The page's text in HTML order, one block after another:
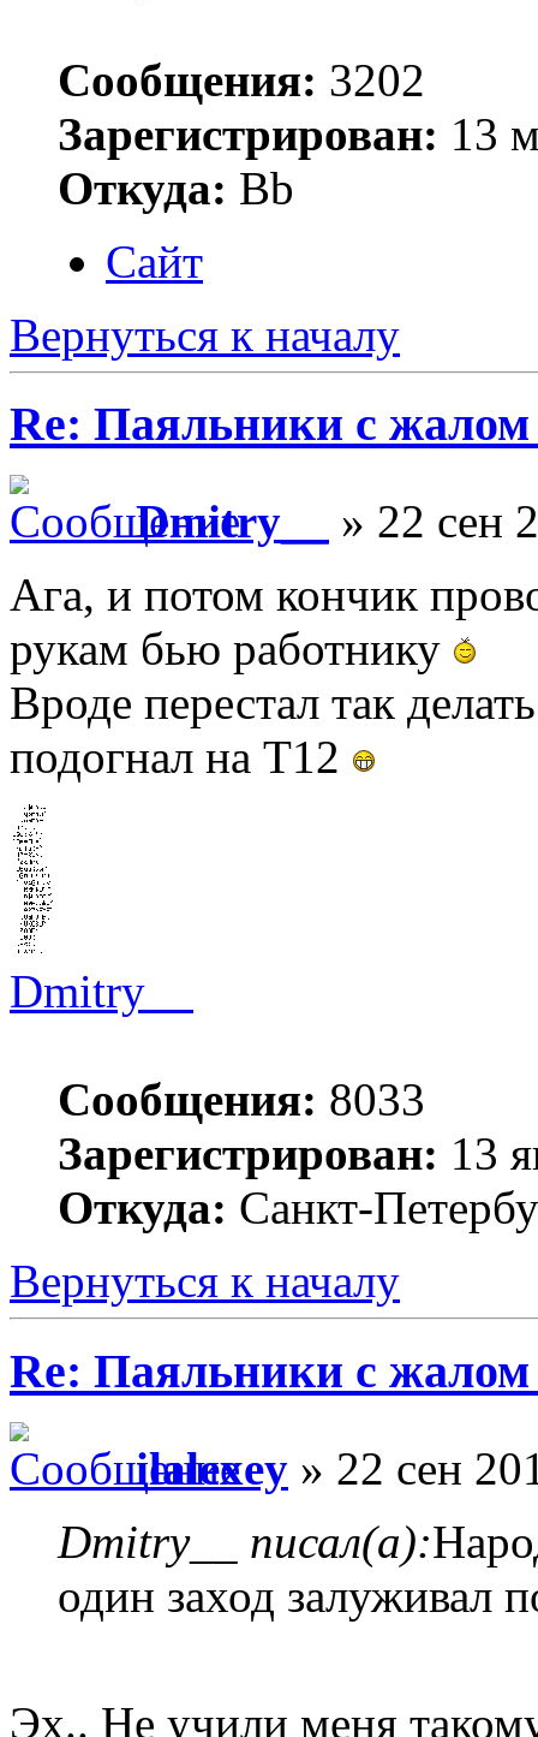
Сообщения: 3202
Зарегистрирован: 13
Откуда: Bb
Сайт
Вернуться к началу
Re: Паяльники с жалом
Dmitry__
» 22 сен
Ага, и потом кончик
рукам бью работнику
Вроде перестал так
подогнал на T12
Dmitry__
Сообщения: 8033
Зарегистрирован: 13
Откуда: Санкт-
Вернуться к началу
Re: Паяльники с жалом
ilalexey » 22 сен
Dmitry__ писал(а):
один заход залуживал
Эх.. Не учили меня